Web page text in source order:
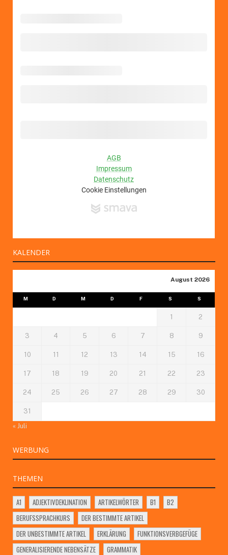
KALENDER
August 2026
M D M D F S S
1 2
3 4 5 6 7 8 9
10 11 12 13 14 15 16
17 18 19 20 21 22 23
24 25 26 27 28 29 30
31
« Juli
WERBUNG
THEMEN
A1 ADJEKTIVDEKLINATION ARTIKELWÖRTER B1
B2
BERUFSSPRACHKURS
DER BESTIMMTE ARTIKEL
DER UNBESTIMMTE ARTIKEL
ERKLÄRUNG
FUNKTIONSVERBGEFÜGE
GENERALISIERENDE NEBENSÄTZE
GRAMMATIK